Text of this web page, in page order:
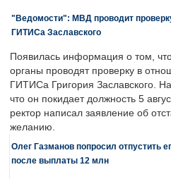
"Ведомости": МВД проводит
ГИТИСа Заславского
Появилась информация о том,
органы проводят проверку в
ГИТИСа Григория Заславского.
что он покидает должность 5
ректор написал заявление об
желанию.
Олег Газманов попросил отпустить
после выплаты 12 млн